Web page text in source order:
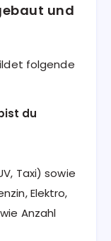
und
folgende
du
Taxi) sowie
Elektro,
Anzahl